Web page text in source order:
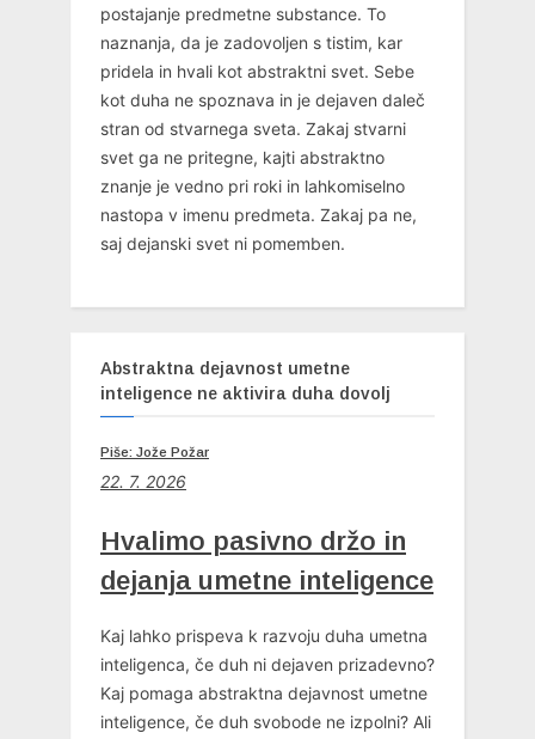
postajanje predmetne substance. To
naznanja, da je zadovoljen s tistim, kar
pridela in hvali kot abstraktni svet. Sebe
kot duha ne spoznava in je dejaven daleč
stran od stvarnega sveta. Zakaj stvarni
svet ga ne pritegne, kajti abstraktno
znanje je vedno pri roki in lahkomiselno
nastopa v imenu predmeta. Zakaj pa ne,
saj dejanski svet ni pomemben.
Abstraktna dejavnost umetne
inteligence ne aktivira duha dovolj
Piše: Jože Požar
22. 7. 2026
Hvalimo pasivno držo in
dejanja umetne inteligence
Kaj lahko prispeva k razvoju duha umetna
inteligenca, če duh ni dejaven prizadevno?
Kaj pomaga abstraktna dejavnost umetne
inteligence, če duh svobode ne izpolni? Ali